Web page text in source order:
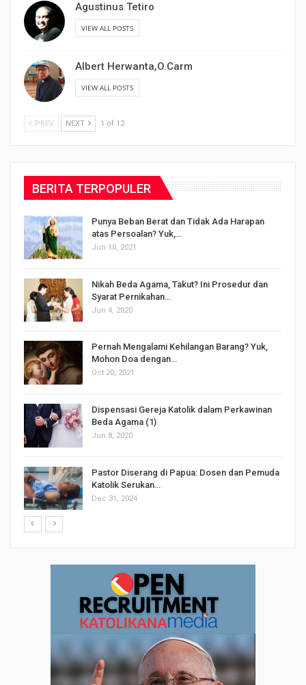
Agustinus Tetiro
VIEW ALL POSTS
Albert Herwanta,O.Carm
VIEW ALL POSTS
PREV NEXT 1 of 12
BERITA TERPOPULER
Punya Beban Berat dan Tidak Ada Harapan
atas Persoalan? Yuk,…
Jun 10, 2021
Nikah Beda Agama, Takut? Ini Prosedur dan
Syarat Pernikahan…
Jun 4, 2020
Pernah Mengalami Kehilangan Barang? Yuk,
Mohon Doa dengan…
Oct 20, 2021
Dispensasi Gereja Katolik dalam Perkawinan
Beda Agama (1)
Jun 8, 2020
Pastor Diserang di Papua: Dosen dan Pemuda
Katolik Serukan…
Dec 31, 2024